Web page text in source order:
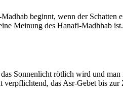
beginnt, wenn der Schatten
Meinung des Hanafi-Madhhab
Sonnenlicht rötlich wird und
das Asr-Gebet bis